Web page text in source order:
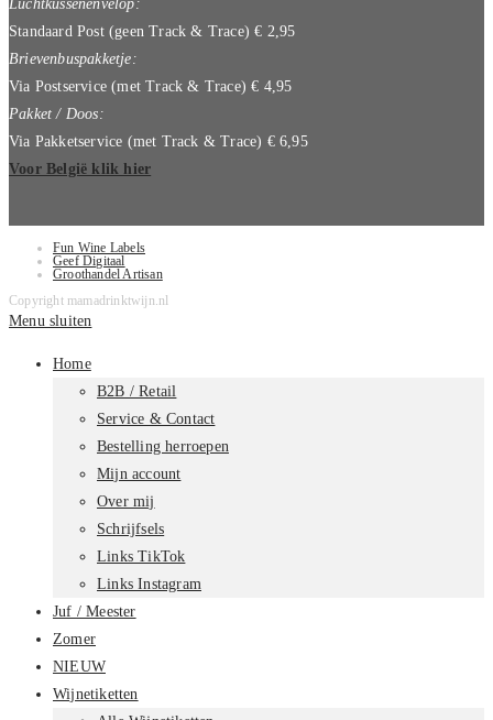
Luchtkussenenvelop:
Standaard Post (geen Track & Trace) € 2,95
Brievenbuspakketje:
Via Postservice (met Track & Trace) € 4,95
Pakket / Doos:
Via Pakketservice (met Track & Trace) € 6,95
Voor België klik hier
Fun Wine Labels
Geef Digitaal
Groothandel Artisan
Copyright mamadrinktwijn.nl
Menu sluiten
Home
B2B / Retail
Service & Contact
Bestelling herroepen
Mijn account
Over mij
Schrijfsels
Links TikTok
Links Instagram
Juf / Meester
Zomer
NIEUW
Wijnetiketten